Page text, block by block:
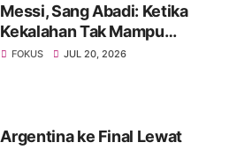
Messi, Sang Abadi: Ketika
Kekalahan Tak Mampu
Menghapus Keagungan
FOKUS JUL 20, 2026
Argentina ke Final Lewat